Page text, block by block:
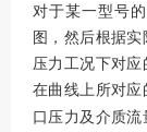
对于某一型号
图，然后根据
压力工况下对
在曲线上所对应
口压力及介质流